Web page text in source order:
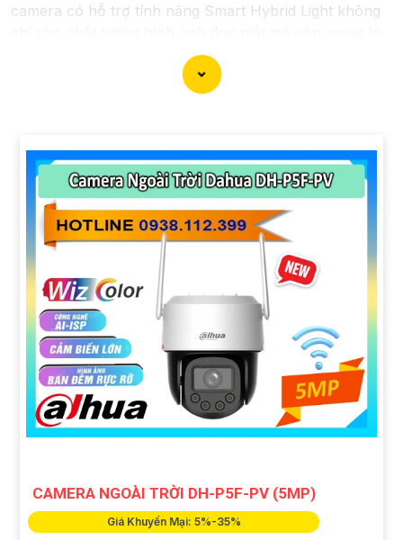
camera có hỗ trợ tính năng Smart Hybrid Light không
sự chính xác trong việc giám sát và theo dõi, với khả
năng hoạt động cả ban ngày và ban đêm, cung cấp sự
bảo vệ toàn diện cho không gian mà bạn muốn giám
CAMERA NGOÀI TRỜI DH-P5F-PV (5MP)
Giá Khuyến Mại: 5%-35%